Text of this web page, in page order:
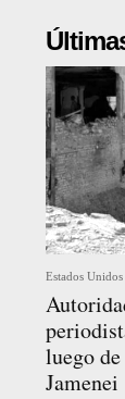
Estados Unidos
luego
Jamenei